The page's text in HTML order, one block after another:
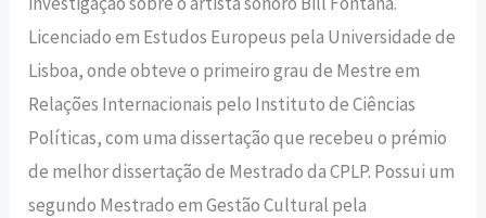
Licenciado em Estudos Europeus pela Universidade de
Lisboa, onde obteve o primeiro grau de Mestre em
Relações Internacionais pelo Instituto de Ciências
Políticas, com uma dissertação que recebeu o prémio
de melhor dissertação de Mestrado da CPLP. Possui um
segundo Mestrado em Gestão Cultural pela